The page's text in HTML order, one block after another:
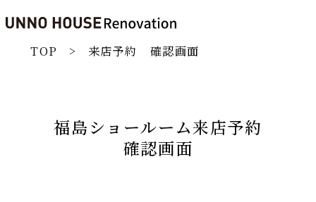
TOP 来店予約 確認画面
福島ショールーム来店予約
確認画面